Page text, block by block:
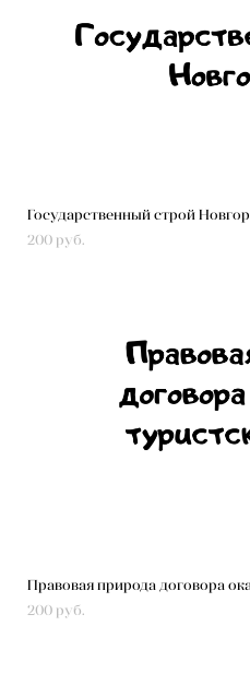
Государственный строй
200 pуб.
Правовая природа договора
200 pуб.